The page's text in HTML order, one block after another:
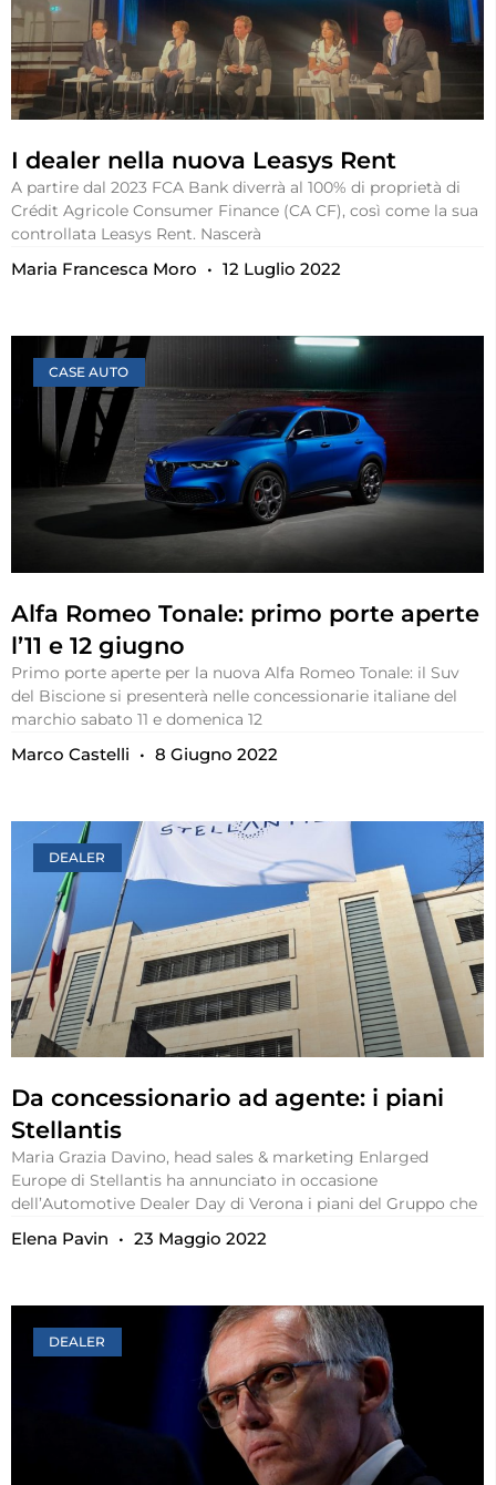
I dealer nella nuova Leasys Rent
A partire dal 2023 FCA Bank diverrà al 100% di proprietà di
Crédit Agricole Consumer Finance (CA CF), così come la sua
controllata Leasys Rent. Nascerà
Maria Francesca Moro 12 Luglio 2022
CASE AUTO
Alfa Romeo Tonale: primo porte aperte
l’11 e 12 giugno
Primo porte aperte per la nuova Alfa Romeo Tonale: il Suv
del Biscione si presenterà nelle concessionarie italiane del
marchio sabato 11 e domenica 12
Marco Castelli 8 Giugno 2022
DEALER
Da concessionario ad agente: i piani
Stellantis
Maria Grazia Davino, head sales & marketing Enlarged
Europe di Stellantis ha annunciato in occasione
dell’Automotive Dealer Day di Verona i piani del Gruppo che
Elena Pavin 23 Maggio 2022
DEALER